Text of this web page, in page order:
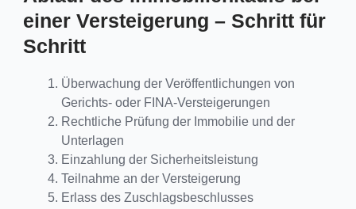
einer Versteigerung – Schritt für
Schritt
Überwachung der Veröffentlichungen von
Gerichts- oder FINA-Versteigerungen
Rechtliche Prüfung der Immobilie und der
Unterlagen
Einzahlung der Sicherheitsleistung
Teilnahme an der Versteigerung
Erlass des Zuschlagsbeschlusses